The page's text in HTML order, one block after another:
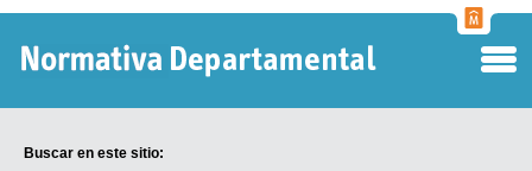
Buscar en este sitio: